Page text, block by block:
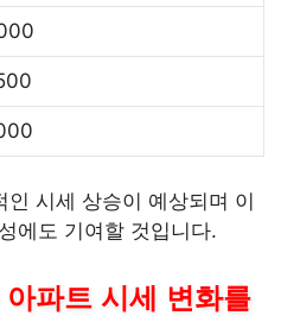
시세 상승이 예상되며 이
에도 기여할 것입니다.
파트 시세 변화를